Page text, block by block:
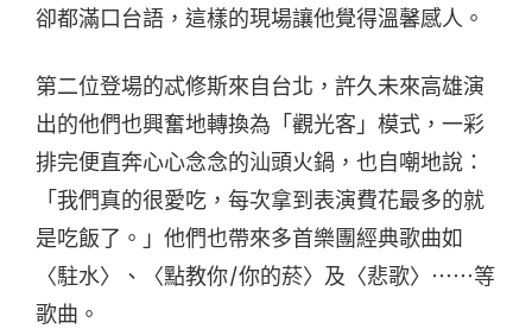
卻都滿口台語，這樣的現場讓他覺得溫馨感人。
第二位登場的忒修斯來自台北，許久未來高雄演
出的他們也興奮地轉換為「觀光客」模式，一彩
排完便直奔心心念念的汕頭火鍋，也自嘲地說：
「我們真的很愛吃，每次拿到表演費花最多的就
是吃飯了。」他們也帶來多首樂團經典歌曲如
〈駐水〉、〈點教你/你的菸〉及〈悲歌〉⋯⋯等
歌曲。